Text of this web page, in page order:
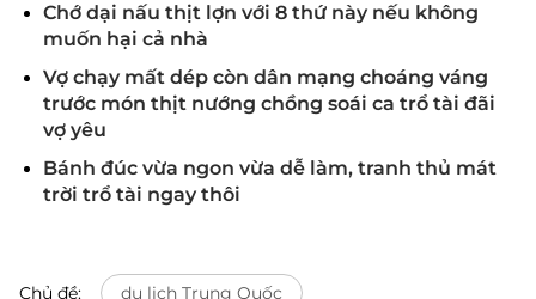
Chớ dại nấu thịt lợn với 8 thứ này nếu không
muốn hại cả nhà
Vợ chạy mất dép còn dân mạng choáng váng
trước món thịt nướng chồng soái ca trổ tài đãi
vợ yêu
Bánh đúc vừa ngon vừa dễ làm, tranh thủ mát
trời trổ tài ngay thôi
Chủ đề: du lịch Trung Quốc